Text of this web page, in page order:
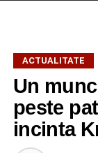
ACTUALITATE
Un
peste
incinta